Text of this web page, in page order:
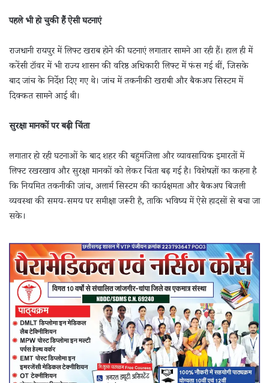
पहले भी हो चुकी हैं ऐसी घटनाएं
राजधानी रायपुर में लिफ्ट खराब होने की घटनाएं लगातार सामने आ रही हैं। हाल ही में
करेंसी टॉवर में भी राज्य शासन की वरिष्ठ अधिकारी लिफ्ट में फंस गई थीं, जिसके
बाद जांच के निर्देश दिए गए थे। जांच में तकनीकी खराबी और बैकअप सिस्टम में
दिक्कत सामने आई थी।
सुरक्षा मानकों पर बढ़ी चिंता
लगातार हो रही घटनाओं के बाद शहर की बहुमंजिला और व्यावसायिक इमारतों में
लिफ्ट रखरखाव और सुरक्षा मानकों को लेकर चिंता बढ़ गई है। विशेषज्ञों का कहना है
कि नियमित तकनीकी जांच, अलार्म सिस्टम की कार्यक्षमता और बैकअप बिजली
व्यवस्था की समय-समय पर समीक्षा जरूरी है, ताकि भविष्य में ऐसे हादसों से बचा जा
सके।